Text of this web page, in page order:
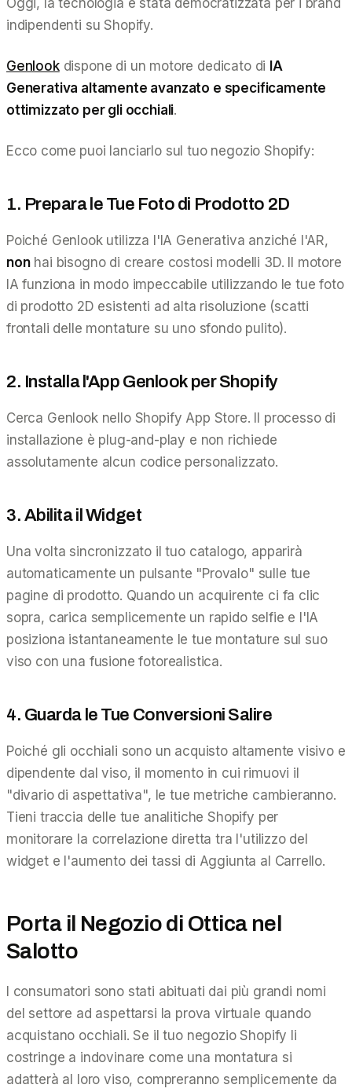
indipendenti su Shopify.
Genlookdispone di un motore dedicato di IA
Generativa altamente avanzato e specificamente
ottimizzato per gli occhiali.
Ecco come puoi lanciarlo sul tuo negozio Shopify:
1. Prepara le Tue Foto di Prodotto 2D
Poiché Genlook utilizza l'IA Generativa anziché l'AR,
nonhai bisogno di creare costosi modelli 3D. Il motore
IA funziona in modo impeccabile utilizzando le tue foto
di prodotto 2D esistenti ad alta risoluzione (scatti
frontali delle montature su uno sfondo pulito).
2. Installa l'App Genlook per Shopify
Cerca Genlook nello Shopify App Store. Il processo di
installazione è plug-and-play e non richiede
assolutamente alcun codice personalizzato.
3. Abilita il Widget
Una volta sincronizzato il tuo catalogo, apparirà
automaticamente un pulsante "Provalo" sulle tue
pagine di prodotto. Quando un acquirente ci fa clic
sopra, carica semplicemente un rapido selfie e l'IA
posiziona istantaneamente le tue montature sul suo
viso con una fusione fotorealistica.
4. Guarda le Tue Conversioni Salire
Poiché gli occhiali sono un acquisto altamente visivo e
dipendente dal viso, il momento in cui rimuovi il
"divario di aspettativa", le tue metriche cambieranno.
Tieni traccia delle tue analitiche Shopify per
monitorare la correlazione diretta tra l'utilizzo del
widget e l'aumento dei tassi di Aggiunta al Carrello.
Porta il Negozio di Ottica nel
Salotto
I consumatori sono stati abituati dai più grandi nomi
del settore ad aspettarsi la prova virtuale quando
acquistano occhiali. Se il tuo negozio Shopify li
costringe a indovinare come una montatura si
adatterà al loro viso, compreranno semplicemente da